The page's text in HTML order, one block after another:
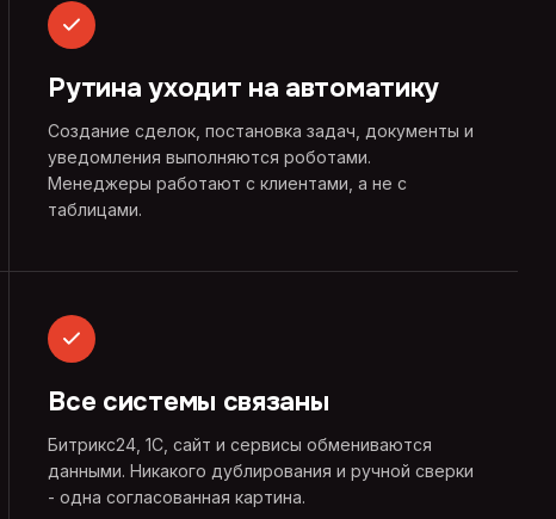
Рутина уходит на автоматику
Создание сделок, постановка задач, документы и
уведомления выполняются роботами.
Менеджеры работают с клиентами, а не с
таблицами.
Все системы связаны
Битрикс24, 1С, сайт и сервисы обмениваются
данными. Никакого дублирования и ручной сверки
- одна согласованная картина.